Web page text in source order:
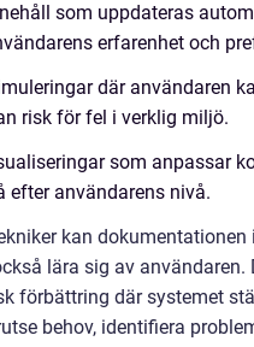
som uppdateras
erfarenhet och
där användaren
risk för fel i verklig miljö.
som anpassar
efter användarens nivå.
kan dokumentationen
lära sig av användaren.
förbättring där systemet
behov, identifiera